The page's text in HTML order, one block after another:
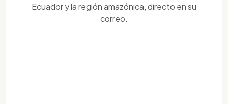
Ecuador y la región amazónica, directo en su
correo.